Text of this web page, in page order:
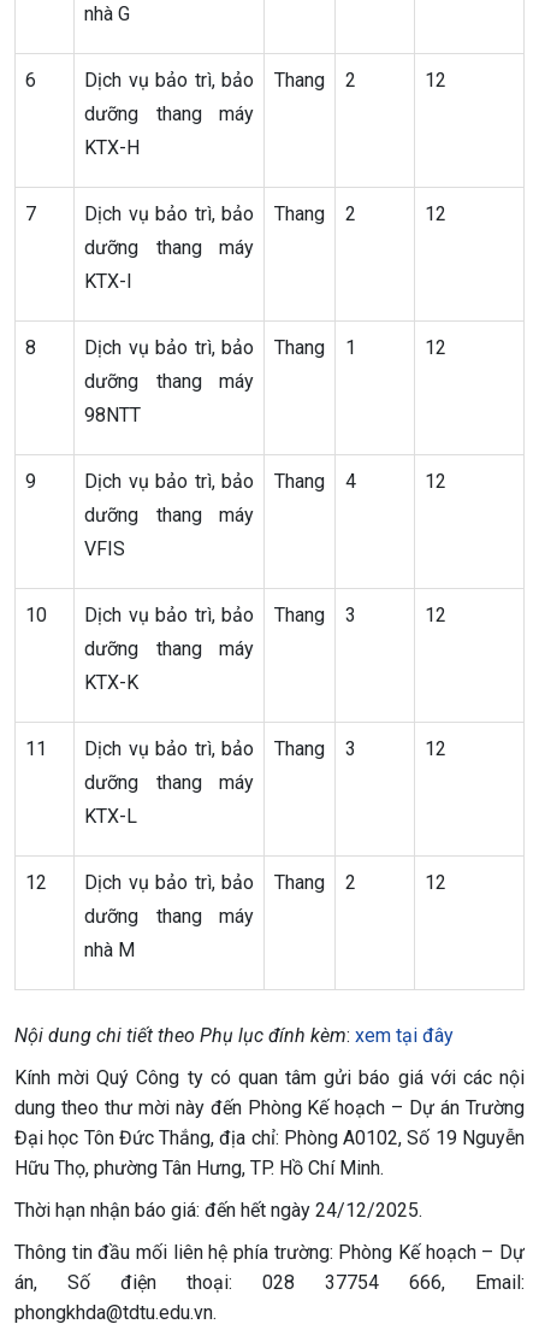
nhà G
6
Dịch vụ bảo trì, bảo
dưỡng thang máy
KTX-H
Thang 2 12
7
Dịch vụ bảo trì, bảo
dưỡng thang máy
KTX-I
Thang 2 12
8
Dịch vụ bảo trì, bảo
dưỡng thang máy
98NTT
Thang 1 12
9
Dịch vụ bảo trì, bảo
dưỡng thang máy
VFIS
Thang 4 12
10
Dịch vụ bảo trì, bảo
dưỡng thang máy
KTX-K
Thang 3 12
11
Dịch vụ bảo trì, bảo
dưỡng thang máy
KTX-L
Thang 3 12
12
Dịch vụ bảo trì, bảo
dưỡng thang máy
nhà M
Thang 2 12
Nội dung chi tiết theo Phụ lục đính kèm: xem tại đây
Kính mời Quý Công ty có quan tâm gửi báo giá với các nội
dung theo thư mời này đến Phòng Kế hoạch – Dự án Trường
Đại học Tôn Đức Thắng, địa chỉ: Phòng A0102, Số 19 Nguyễn
Hữu Thọ, phường Tân Hưng, TP. Hồ Chí Minh.
Thời hạn nhận báo giá: đến hết ngày 24/12/2025.
Thông tin đầu mối liên hệ phía trường: Phòng Kế hoạch – Dự
án, Số điện thoại: 028 37754 666, Email:
phongkhda@tdtu.edu.vn.